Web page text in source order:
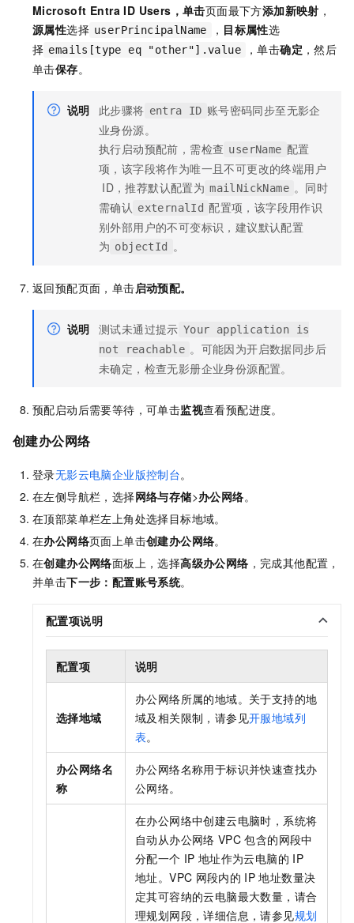
Microsoft Entra ID Users，单击页面最下方添加新映射 ，
源属性选择 userPrincipalName ， 目标属性选
择 emails[type eq "other"].value ，单击确定 ，然后
单击保存。
说明 此步骤将 entra ID 账号密码同步至无影企
业身份源。
执行启动预配前，需检查 userName 配置
项，该字段将作为唯一且不可更改的终端用户
ID，推荐默认配置为 mailNickName 。同时
需确认 externalId 配置项，该字段用作识
别外部用户的不可变标识，建议默认配置
为 objectId 。
返回预配页面，单击启动预配。
说明 测试未通过提示 Your application is
not reachable 。可能因为开启数据同步后
未确定，检查无影册企业身份源配置。
预配启动后需要等待，可单击监视查看预配进度。
创建办公网络
登录无影云电脑企业版控制台。
在左侧导航栏，选择网络与存储>办公网络。
在顶部菜单栏左上角处选择目标地域。
在办公网络页面上单击创建办公网络。
在创建办公网络面板上，选择高级办公网络 ，完成其他配置，
并单击下一步：配置账号系统。
配置项说明
配置项 说明
选择地域
办公网络所属的地域。关于支持的地
域及相关限制，请参见开服地域列
表。
办公网络名
称
办公网络名称用于标识并快速查找办
公网络。
在办公网络中创建云电脑时，系统将
自动从办公网络 VPC 包含的网段中
分配一个 IP 地址作为云电脑的 IP
地址。VPC 网段内的 IP 地址数量决
定其可容纳的云电脑最大数量，请合
理规划网段，详细信息，请参见规划